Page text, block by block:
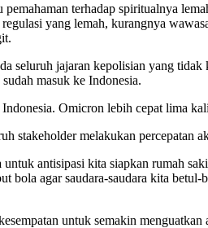
terhadap spiritualnya
yang lemah, kurangnya
seluruh jajaran kepolisian yang
masuk ke Indonesia.
Omicron lebih cepat lima
melakukan percepatan
antisipasi kita siapkan rumah
bola agar saudara-saudara kita
untuk semakin